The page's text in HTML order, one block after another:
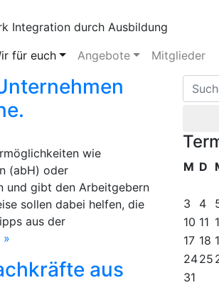
für euch Angebote Mitglieder
wie
(abH) oder
und gibt den Arbeitgebern
sollen dabei helfen, die
aus der
»
aus
M D
3
4
10 11
17 18
2425
31